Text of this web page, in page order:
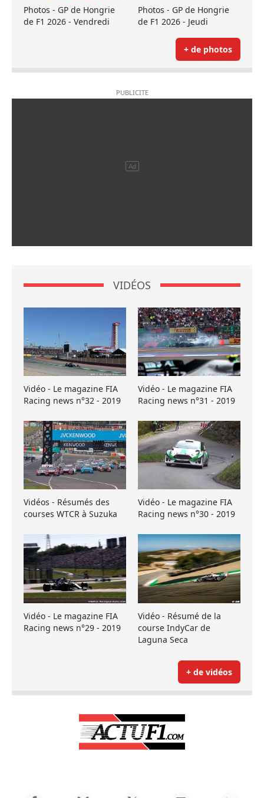
Photos - GP de Hongrie
de F1 2026 - Vendredi
Photos - GP de Hongrie
de F1 2026 - Jeudi
+ de photos
VIDÉOS
Vidéo - Le magazine FIA
Racing news n°32 - 2019
Vidéo - Le magazine FIA
Racing news n°31 - 2019
Vidéos - Résumés des
courses WTCR à Suzuka
Vidéo - Le magazine FIA
Racing news n°30 - 2019
Vidéo - Le magazine FIA
Racing news n°29 - 2019
Vidéo - Résumé de la
course IndyCar de
Laguna Seca
+ de vidéos